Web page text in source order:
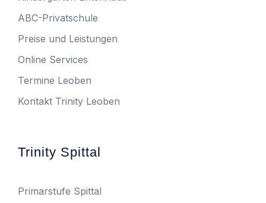
ABC-Privatschule
Preise und Leistungen
Online Services
Termine Leoben
Kontakt Trinity Leoben
Trinity Spittal
Primarstufe Spittal